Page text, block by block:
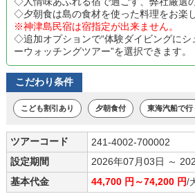
◇夕朝食は島の食材を使った料理をお楽
※神津島民宿は宿指定が出来ません。
◇追加オプションで“体験ダイビングにシ
ーウォッチングツアー”を選択できます。
こだわり条件
こども割引あり 夕朝食付 東海汽船で
ツアーコード
241-4002-700002
設定期間
2026年07月03日 ～
基本代金
44,700 円～74,200 円/